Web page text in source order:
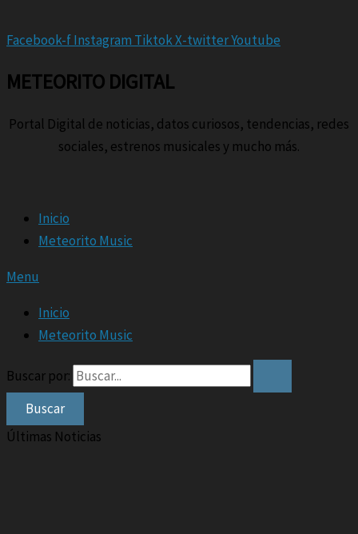
Facebook-fInstagram TiktokX-twitterYoutube
METEORITO DIGITAL
Portal Digital de noticias, datos curiosos, tendencias, redes
sociales, estrenos musicales y mucho más.
Inicio
Meteorito Music
Menu
Inicio
Meteorito Music
Buscar por:
Últimas Noticias